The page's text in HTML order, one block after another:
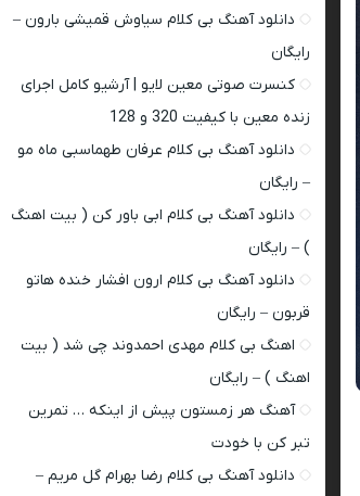
دانلود آهنگ بی کلام سیاوش قمیشی بارون –
رایگان
کنسرت صوتی معین لایو | آرشیو کامل اجرای
زنده معین با کیفیت 320 و 128
دانلود آهنگ بی کلام عرفان طهماسبی ماه مو
– رایگان
دانلود آهنگ بی کلام ابی باور کن ( بیت اهنگ
) – رایگان
دانلود آهنگ بی کلام ارون افشار خنده هاتو
قربون – رایگان
اهنگ بی کلام مهدی احمدوند چی شد ( بیت
اهنگ ) – رایگان
آهنگ هر زمستون پیش از اینکه … تمرین
تبر کن با خودت
دانلود آهنگ بی کلام رضا بهرام گل مریم –